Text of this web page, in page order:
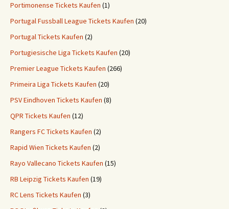
Portimonense Tickets Kaufen (1)
Portugal Fussball League Tickets Kaufen (20)
Portugal Tickets Kaufen (2)
Portugiesische Liga Tickets Kaufen (20)
Premier League Tickets Kaufen (266)
Primeira Liga Tickets Kaufen (20)
PSV Eindhoven Tickets Kaufen (8)
QPR Tickets Kaufen (12)
Rangers FC Tickets Kaufen (2)
Rapid Wien Tickets Kaufen (2)
Rayo Vallecano Tickets Kaufen (15)
RB Leipzig Tickets Kaufen (19)
RC Lens Tickets Kaufen (3)